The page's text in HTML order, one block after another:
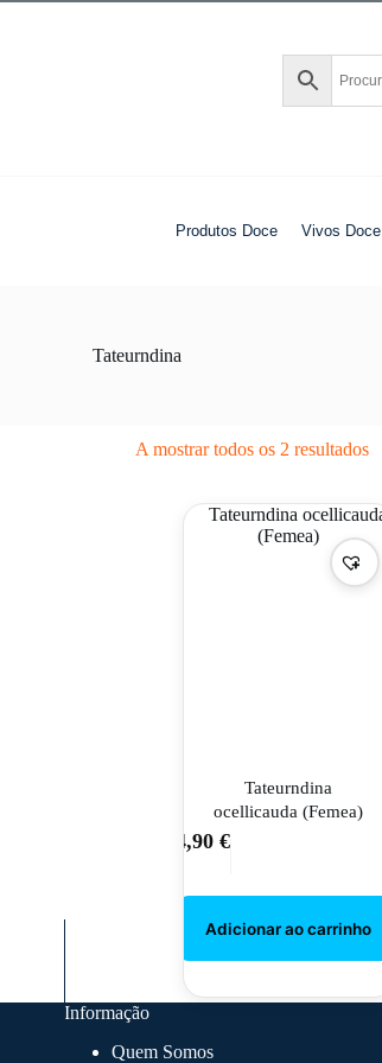
Produtos Doce Vivos Doce
Tateurndina
A mostrar todos os 2 resultados
Tateurndina
ocellicauda (Femea)
4,90 €
Informação
Quem Somos